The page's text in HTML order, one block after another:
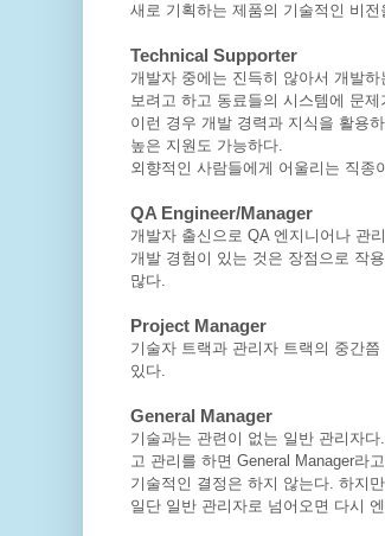
새로 기획하는 제품의 기술적인 비
Technical Supporter
개발자 중에는 진득히 않아서 개발
보려고 하고 동료들의 시스템에 문
이런 경우 개발 경력과 지식을 활용
높은 지원도 가능하다.
외향적인 사람들에게 어울리는 직종
QA Engineer/Manager
개발자 출신으로 QA 엔지니어나 관
개발 경험이 있는 것은 장점으로 작
많다.
Project Manager
기술자 트랙과 관리자 트랙의 중간
있다.
General Manager
기술과는 관련이 없는 일반 관리자
고 관리를 하면 General Manager라
기술적인 결정은 하지 않는다. 하지
일단 일반 관리자로 넘어오면 다시